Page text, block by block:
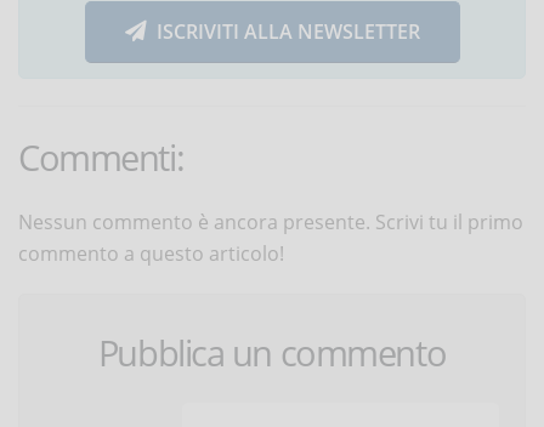
ISCRIVITI ALLA NEWSLETTER
Commenti:
Nessun commento è ancora presente. Scrivi tu il primo
commento a questo articolo!
Pubblica un commento